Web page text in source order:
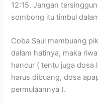
12:15. Jangan
sombong itu timbul
Coba Saul membuang
dalam hatinya, maka
hancur ( tentu juga dosa
harus dibuang, dosa
permulaannya ).